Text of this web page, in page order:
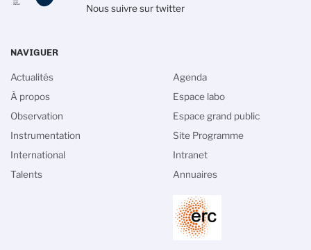
Nous suivre sur twitter
NAVIGUER
Actualités
À propos
Observation
Instrumentation
International
Talents
Agenda
Espace labo
Espace grand public
Site Programme
Intranet
Annuaires